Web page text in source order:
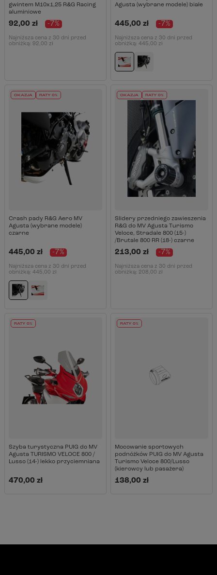
gwintem M10x1,25 R&G Racing
aluminiowe
92,00 zł -7%
Najniższa cena z 30 dni przed
obniżką: 92,00 zł
Agusta (wybrane modele) białe
445,00 zł -7%
Najniższa cena z 30 dni przed
obniżką: 445,00 zł
OKAZJA RATY 0%
Crash pady R&G Aero MV
Agusta (wybrane modele)
czarne
445,00 zł -7%
Najniższa cena z 30 dni przed
obniżką: 445,00 zł
OKAZJA RATY 0%
Slidery przedniego zawieszenia
R&G do MV Agusta Turismo
Veloce, Stradale 800 (15-)
/Brutale 800 RR (18-) czarne
213,00 zł -7%
Najniższa cena z 30 dni przed
obniżką: 208,00 zł
RATY 0%
Szyba turystyczna PUIG do MV
Agusta TURISMO VELOCE 800 /
Lusso (14-) lekko przyciemniana
470,00 zł
RATY 0%
Mocowanie sportowych
podnóżków PUIG do MV Agusta
Turismo Veloce 800/Lusso
(kierowcy lub pasażera)
138,00 zł